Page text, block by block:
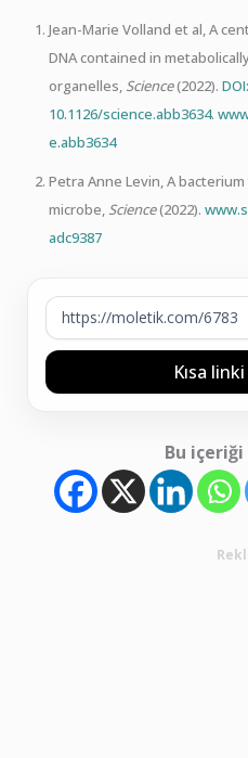
Jean-Marie Volland et al, A
DNA contained in
organelles, Science(2022). DOI:
10.1126/science.abb3634.
e.abb3634
Petra Anne Levin, A
microbe, Science(2022).
adc9387
Kısa
Bu içeriği